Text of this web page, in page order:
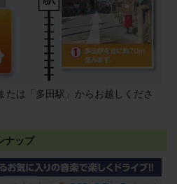
たは「多田駅」からお越しくださ
ナップ